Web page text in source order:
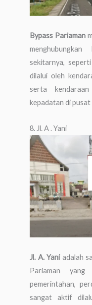
Bypass Pariaman
sekitarnya,
dilalui oleh
serta
kepadatan di
8. Jl. A . Yani
Jl. A. Yaniadalah
Pariaman yang
pemerintahan,
sangat aktif